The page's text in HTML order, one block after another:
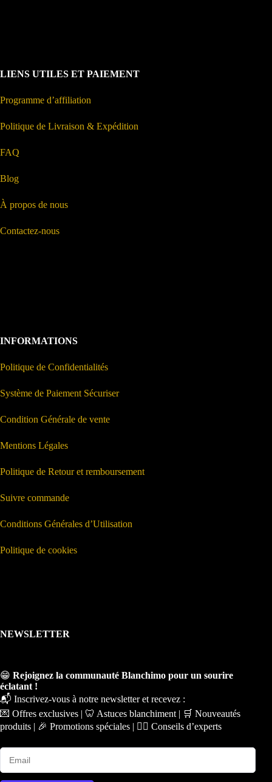
LIENS UTILES ET PAIEMENT
Programme d’affiliation
Politique de Livraison & Expédition
FAQ
Blog
À propos de nous
Contactez-nous
INFORMATIONS
Politique de Confidentialités
Système de Paiement Sécuriser
Condition Générale de vente
Mentions Légales
Politique de Retour et remboursement
Suivre commande
Conditions Générales d’Utilisation
Politique de cookies
NEWSLETTER
😁 Rejoignez la communauté Blanchimo pour un sourire
éclatant !
📬 Inscrivez-vous à notre newsletter et recevez :
💌 Offres exclusives | 🦷 Astuces blanchiment | 🛒 Nouveautés
produits | 🎉 Promotions spéciales | 🧑‍⚕️ Conseils d’experts